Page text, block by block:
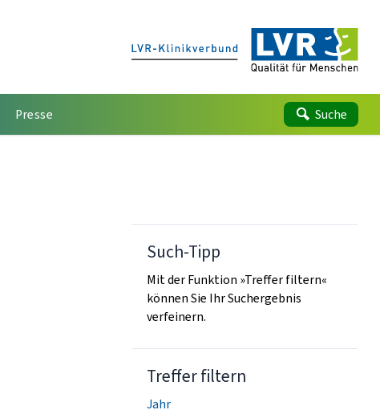
Presse Suche
Such-Tipp
Mit der Funktion »Treffer filtern«
können Sie Ihr Suchergebnis
verfeinern.
Treffer filtern
Jahr